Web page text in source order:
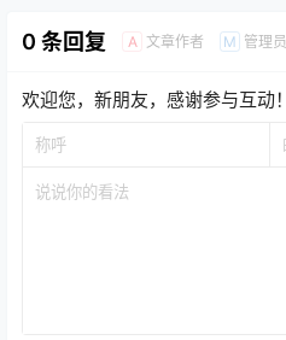
0 条回复 A 文章作者 M 管理员
欢迎您，新朋友，感谢参与互动！